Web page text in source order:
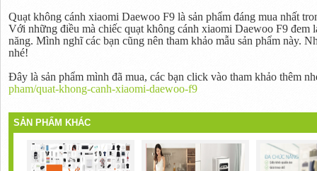
Quạt không cánh xiaomi Daewoo F9 là sản phẩm đáng mua nhất
Với những điều mà chiếc quạt không cánh xiaomi Daewoo F9 đem
năng. Mình nghĩ các bạn cũng nên tham khảo mẫu sản phẩm này.
nhé!
Đây là sản phẩm mình đã mua, các bạn click vào tham khảo thêm
pham/quat-khong-canh-xiaomi-daewoo-f9
SẢN PHẨM KHÁC